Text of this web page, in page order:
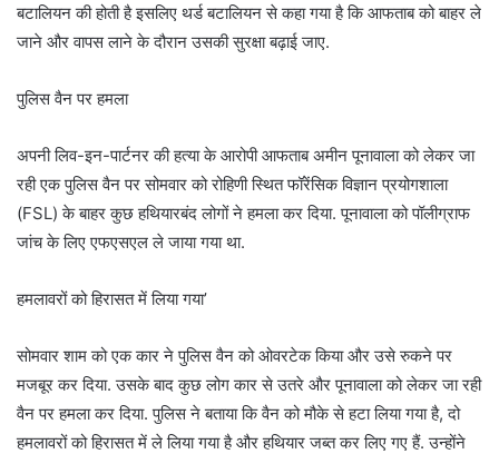
बटालियन की होती है इसलिए थर्ड बटालियन से कहा गया है कि आफताब को बाहर ले
जाने और वापस लाने के दौरान उसकी सुरक्षा बढ़ाई जाए.
पुलिस वैन पर हमला
अपनी लिव-इन-पार्टनर की हत्या के आरोपी आफताब अमीन पूनावाला को लेकर जा
रही एक पुलिस वैन पर सोमवार को रोहिणी स्थित फॉरेंसिक विज्ञान प्रयोगशाला
(FSL) के बाहर कुछ हथियारबंद लोगों ने हमला कर दिया. पूनावाला को पॉलीग्राफ
जांच के लिए एफएसएल ले जाया गया था.
हमलावरों को हिरासत में लिया गया’
सोमवार शाम को एक कार ने पुलिस वैन को ओवरटेक किया और उसे रुकने पर
मजबूर कर दिया. उसके बाद कुछ लोग कार से उतरे और पूनावाला को लेकर जा रही
वैन पर हमला कर दिया. पुलिस ने बताया कि वैन को मौके से हटा लिया गया है, दो
हमलावरों को हिरासत में ले लिया गया है और हथियार जब्त कर लिए गए हैं. उन्होंने